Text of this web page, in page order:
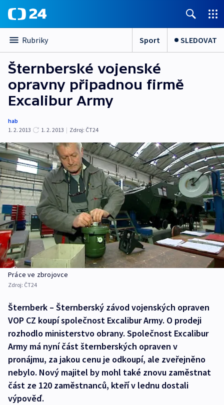
Rubriky Sport SLEDOVAT
Šternberské vojenské
opravny připadnou firmě
Excalibur Army
hab
1. 2. 2013
1. 2. 2013 | Zdroj: ČT24
Práce ve zbrojovce
Zdroj: ČT24
Šternberk – Šternberský závod vojenských opraven
VOP CZ koupí společnost Excalibur Army. O prodeji
rozhodlo ministerstvo obrany. Společnost Excalibur
Army má nyní část šternberských opraven v
pronájmu, za jakou cenu je odkoupí, ale zveřejněno
nebylo. Nový majitel by mohl také znovu zaměstnat
část ze 120 zaměstnanců, kteří v lednu dostali
výpověď.